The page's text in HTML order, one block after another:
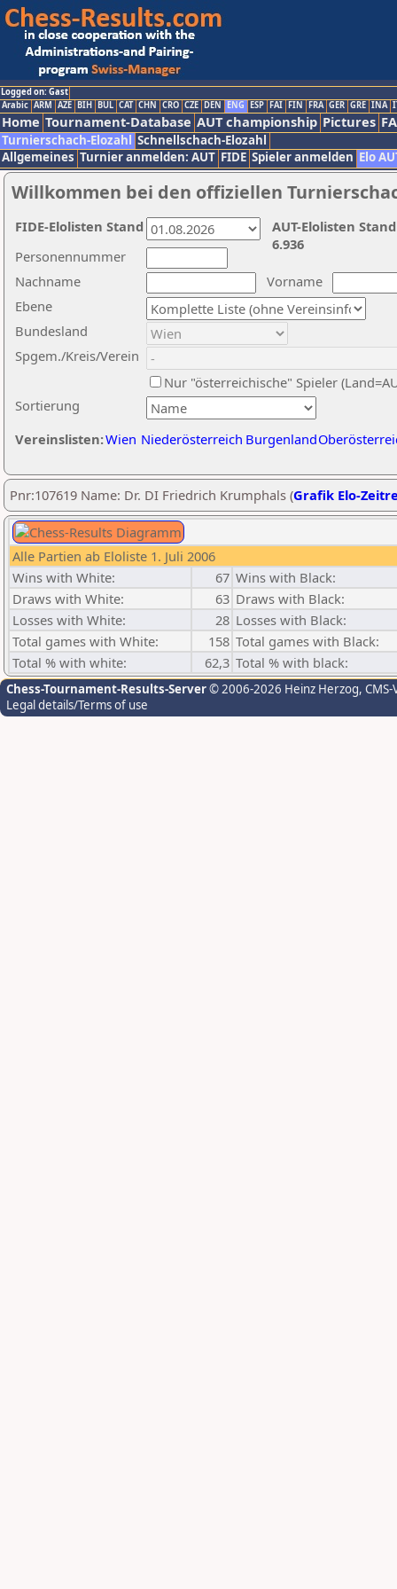
Logged on: Gast
Arabic ARM AZE BIH BUL CAT CHN CRO CZE DEN ENG ESP FAI FIN FRA GER GRE INA
Home Tournament-Database AUT championship Pictures
Turnierschach-Elozahl Schnellschach-Elozahl
Allgemeines Turnier anmelden: AUT FIDE Spieler anmelden Elo
Willkommen bei den offiziellen
Nachname
Vorname
Ebene
Sortierung
Personennummer
Bundesland
Spgem./Kreis/Verein
Nur "österreichische" Spieler
Vereinslisten:Wien Niederösterreich Burgenland
AUT-Elolisten
6.936
FIDE-Elolisten Stand
Pnr:107619 Name: Dr. DI Friedrich Krumphals (Grafik Elo-
Alle Partien ab Eloliste 1. Juli 2006
Wins with White:
67 Wins with Black:
Draws with White:
63 Draws with Black:
Losses with White:
28 Losses with Black:
Total games with White:
158 Total games with Black:
Total % with white:
62,3 Total % with black:
Chess-Tournament-Results-Server© 2006-2026 Heinz Herzog,
Legal details/Terms of use